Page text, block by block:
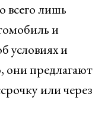
всего лишь
и
условиях и
они предлагают
или через